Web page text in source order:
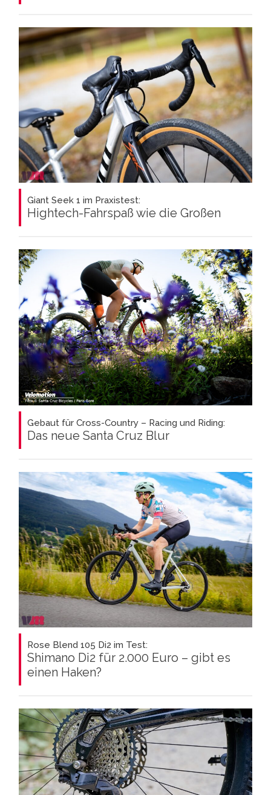
Giant Seek 1 im Praxistest:
Hightech-Fahrspaß wie die Großen
Gebaut für Cross-Country – Racing und Riding:
Das neue Santa Cruz Blur
Rose Blend 105 Di2 im Test:
Shimano Di2 für 2.000 Euro – gibt es
einen Haken?